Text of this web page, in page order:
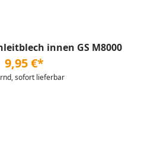
innen GS M8000
9,95 €*
sofort lieferbar